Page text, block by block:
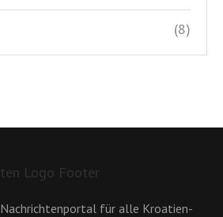
(8)
Nachrichtenportal für alle Kroatien-